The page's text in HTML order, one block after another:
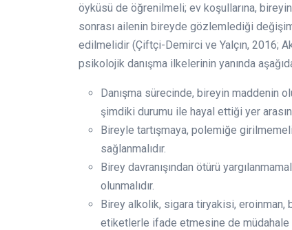
öyküsü de öğrenilmeli; ev koşullarına,
sonrası ailenin bireyde gözlemlediği
edilmelidir (Çiftçi-Demirci ve Yalçın, 2016;
psikolojik danışma ilkelerinin yanında
Danışma sürecinde, bireyin maddenin
şimdiki durumu ile hayal ettiği yer
Bireyle tartışmaya, polemiğe
sağlanmalıdır.
Birey davranışından ötürü
olunmalıdır.
Birey alkolik, sigara tiryakisi, eroinman,
etiketlerle ifade etmesine de müdahale